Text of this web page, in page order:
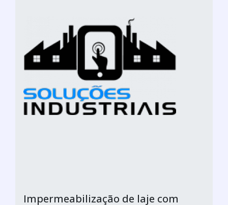
Impermeabilização de laje com